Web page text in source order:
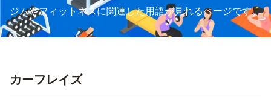
ジムやフィットネスに関連した用語が見れるページです。
カーフレイズ